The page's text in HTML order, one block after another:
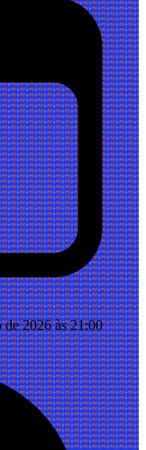
2026 às 21:00